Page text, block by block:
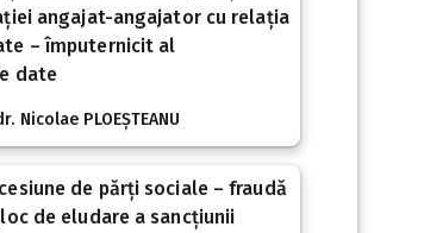
angajat-angajator cu relația
– împuternicit al
date
Nicolae PLOEȘTEANU
de părți sociale – fraudă
de eludare a sancțiunii